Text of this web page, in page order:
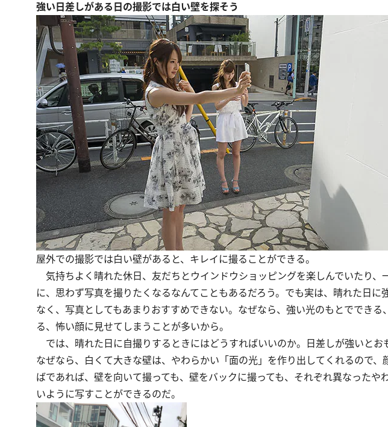
強い日差しがある日の撮影では白い壁を探そう
屋外での撮影では白い壁があると、キレイに撮ることができる。
気持ちよく晴れた休日、友だちとウインドウショッピングを楽しんでいたり、
に、思わず写真を撮りたくなるなんてこともあるだろう。でも実は、晴れた日
なく、写真としてもあまりおすすめできない。なぜなら、強い光のもとででき
る、怖い顔に見せてしまうことが多いから。
では、晴れた日に自撮りするときにはどうすればいいのか。日差しが強いとお
なぜなら、白くて大きな壁は、やわらかい「面の光」を作り出してくれるので
ばであれば、壁を向いて撮っても、壁をバックに撮っても、それぞれ異なった
いように写すことができるのだ。